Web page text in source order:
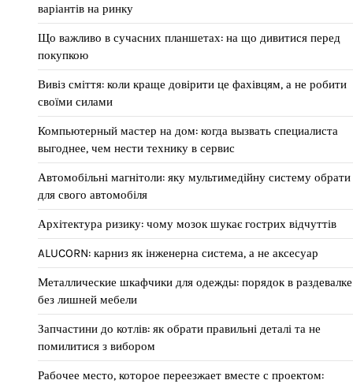
варіантів на ринку
Що важливо в сучасних планшетах: на що дивитися перед
покупкою
Вивіз сміття: коли краще довірити це фахівцям, а не робити
своїми силами
Компьютерный мастер на дом: когда вызвать специалиста
выгоднее, чем нести технику в сервис
Автомобільні магнітоли: яку мультимедійну систему обрати
для свого автомобіля
Архітектура ризику: чому мозок шукає гострих відчуттів
ALUCORN: карниз як інженерна система, а не аксесуар
Металлические шкафчики для одежды: порядок в раздевалке
без лишней мебели
Запчастини до котлів: як обрати правильні деталі та не
помилитися з вибором
Рабочее место, которое переезжает вместе с проектом: